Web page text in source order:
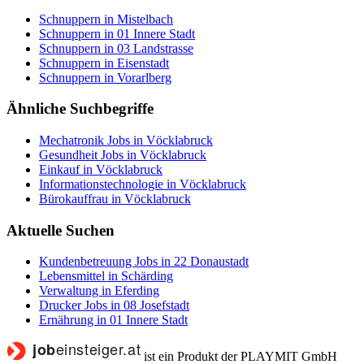
Schnuppern in Mistelbach
Schnuppern in 01 Innere Stadt
Schnuppern in 03 Landstrasse
Schnuppern in Eisenstadt
Schnuppern in Vorarlberg
Ähnliche Suchbegriffe
Mechatronik Jobs in Vöcklabruck
Gesundheit Jobs in Vöcklabruck
Einkauf in Vöcklabruck
Informationstechnologie in Vöcklabruck
Bürokauffrau in Vöcklabruck
Aktuelle Suchen
Kundenbetreuung Jobs in 22 Donaustadt
Lebensmittel in Schärding
Verwaltung in Eferding
Drucker Jobs in 08 Josefstadt
Ernährung in 01 Innere Stadt
ist ein Produkt der PLAYMIT GmbH